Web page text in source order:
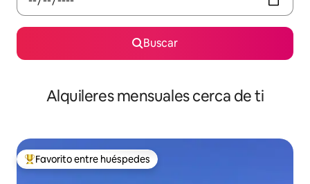
Buscar
Alquileres mensuales cerca de ti
Favorito entre huéspedes preferido
Favorito entre huéspedes